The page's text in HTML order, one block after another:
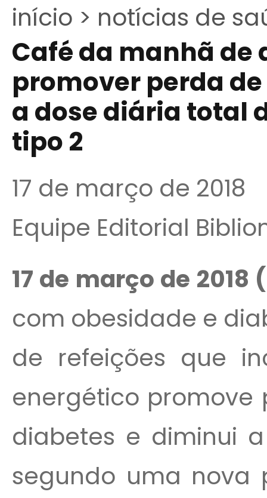
início > notícias de
Café da manhã de
promover perda
a dose diária total
tipo 2
17 de março de 2018
Equipe Editorial
17 de março de 2018 (
com obesidade e
de refeições que
energético promove
diabetes e diminui
segundo uma nova